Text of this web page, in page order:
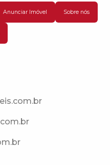
Anunciar Imóvel Sobre nós